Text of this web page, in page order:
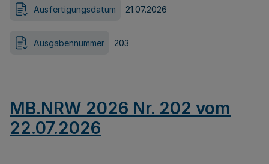
Ausfertigungsdatum 21.07.2026
Ausgabennummer 203
MB.NRW 2026 Nr. 202 vom
22.07.2026